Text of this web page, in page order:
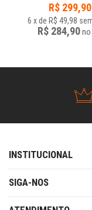
R$ 299,90
6 xde R$ 49,98
R$ 284,90no
INSTITUCIONAL
SIGA-NOS